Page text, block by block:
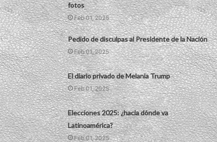
fotos
Feb 01, 2025
Pedido de disculpas al Presidente de la Nación
Feb 01, 2025
El diario privado de Melania Trump
Feb 01, 2025
Elecciones 2025: ¿hacia dónde va
Latinoamérica?
Feb 01, 2025